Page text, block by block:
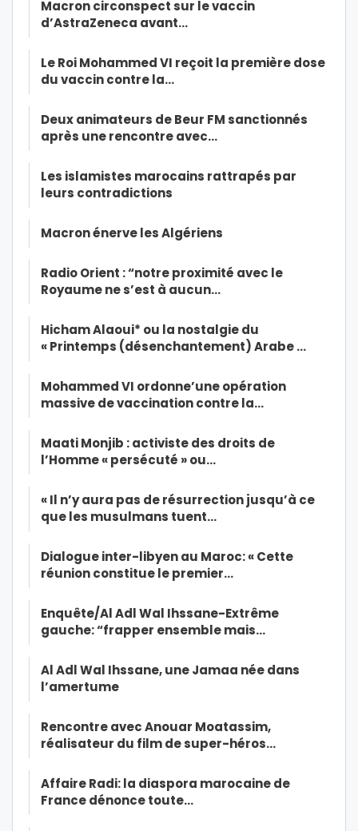
Macron circonspect sur le vaccin
d’AstraZeneca avant…
Le Roi Mohammed VI reçoit la première dose
du vaccin contre la…
Deux animateurs de Beur FM sanctionnés
après une rencontre avec…
Les islamistes marocains rattrapés par
leurs contradictions
Macron énerve les Algériens
Radio Orient : “notre proximité avec le
Royaume ne s’est à aucun…
Hicham Alaoui* ou la nostalgie du
« Printemps (désenchantement) Arabe …
Mohammed VI ordonne’une opération
massive de vaccination contre la…
Maati Monjib : activiste des droits de
l’Homme « persécuté » ou…
« Il n’y aura pas de résurrection jusqu’à ce
que les musulmans tuent…
Dialogue inter-libyen au Maroc: « Cette
réunion constitue le premier…
Enquête/Al Adl Wal Ihssane-Extrême
gauche: “frapper ensemble mais…
Al Adl Wal Ihssane, une Jamaa née dans
l’amertume
Rencontre avec Anouar Moatassim,
réalisateur du film de super-héros…
Affaire Radi: la diaspora marocaine de
France dénonce toute…